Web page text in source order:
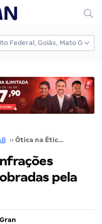
›› Ótica na Ética #19: Infrações disciplinares mais cobradas pela FGV
pela